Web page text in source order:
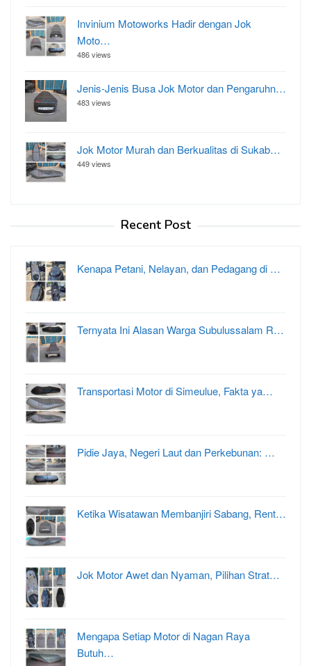
Invinium Motoworks Hadir dengan Jok
Moto…
486 views
Jenis-Jenis Busa Jok Motor dan Pengaruhn…
483 views
Jok Motor Murah dan Berkualitas di Sukab…
449 views
Recent Post
Kenapa Petani, Nelayan, dan Pedagang di …
Ternyata Ini Alasan Warga Subulussalam R…
Transportasi Motor di Simeulue, Fakta ya…
Pidie Jaya, Negeri Laut dan Perkebunan: …
Ketika Wisatawan Membanjiri Sabang, Rent…
Jok Motor Awet dan Nyaman, Pilihan Strat…
Mengapa Setiap Motor di Nagan Raya
Butuh…